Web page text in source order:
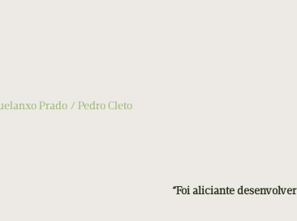
Prado Pedro Cleto
“Foi aliciante